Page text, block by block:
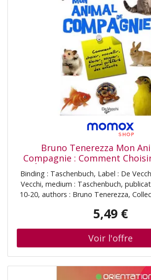
Bruno Tenerezza Mon
Compagnie : Comment
Élever, Soigner, L'Animal
Enfants
Binding : Taschenbuch, Label : De
Vecchi, medium : Taschenbuch,
10-20, authors : Bruno Tenerezza,
languages : french, ISBN :
5,49 €